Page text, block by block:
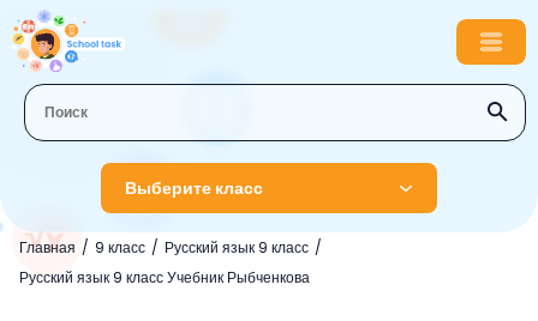
Выберите класс
Главная 9 класс
Русский язык 9 класс
Русский язык 9 класс Учебник Рыбченкова
1 класс